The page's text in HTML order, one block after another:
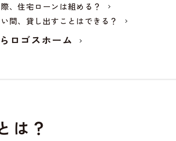
、住宅ローンは組める？
間、貸し出すことはできる？
ロゴスホーム
は？